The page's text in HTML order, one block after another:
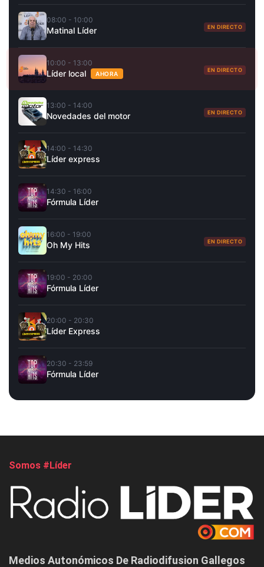
08:00 - 10:00
Matinal Líder EN DIRECTO
10:00 - 13:00
Líder local AHORA
EN DIRECTO
13:00 - 14:00
Novedades del motor EN DIRECTO
14:00 - 14:30
Líder express
14:30 - 16:00
Fórmula Líder
16:00 - 19:00
Oh My Hits EN DIRECTO
19:00 - 20:00
Fórmula Líder
20:00 - 20:30
Líder Express
20:30 - 23:59
Fórmula Líder
Somos #Líder
Medios Autonómicos De Radiodifusion Gallegos